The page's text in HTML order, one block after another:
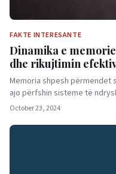
FAKTE INTERESANTE
Dinamika e
dhe rikujtimin
Memoria shpesh
ajo përfshin sisteme të
October 23, 2024